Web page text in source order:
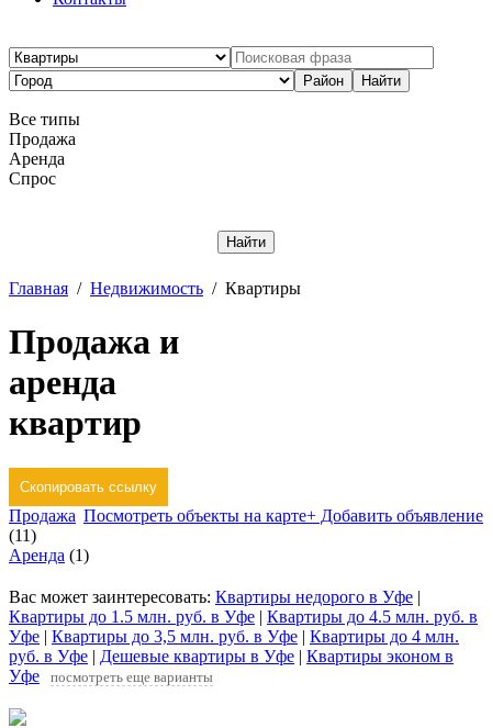
Все типы
Продажа
Аренда
Спрос
Главная / Недвижимость / Квартиры
Продажа и
аренда
квартир
Скопировать ссылку
Посмотреть объекты на карте+ Добавить объявление
Продажа
(11)
Аренда (1)
Вас может заинтересовать: Квартиры недорого в Уфе |
Квартиры до 1.5 млн. руб. в Уфе | Квартиры до 4.5 млн. руб. в
Уфе | Квартиры до 3,5 млн. руб. в Уфе | Квартиры до 4 млн.
руб. в Уфе | Дешевые квартиры в Уфе | Квартиры эконом в
Уфе
посмотреть еще варианты